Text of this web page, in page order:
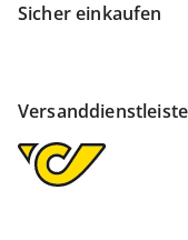
Sicher einkaufen